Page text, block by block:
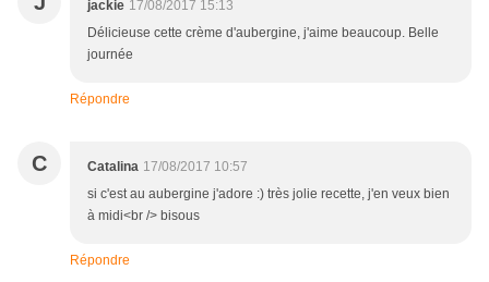
jackie 17/08/2017 15:13
Délicieuse cette crème d'aubergine, j'aime beaucoup. Belle
journée
Répondre
C Catalina 17/08/2017 10:57
si c'est au aubergine j'adore :) très jolie recette, j'en veux bien
à midi<br /> bisous
Répondre